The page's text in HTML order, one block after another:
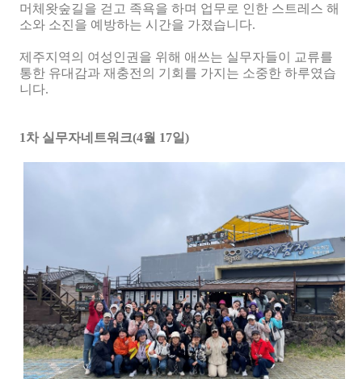
머체왓숲길을 걷고 족욕을 하며 업무로 인한 스트레스 해
소와 소진을 예방하는 시간을 가졌습니다.
제주지역의 여성인권을 위해 애쓰는 실무자들이 교류를
통한 유대감과 재충전의 기회를 가지는 소중한 하루였습
니다.
1차 실무자네트워크(4월 17일)